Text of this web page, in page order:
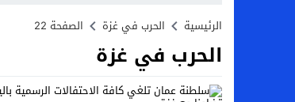
أخبار الفن – ب الفن –
اراء و اقلام الدستور – بعد
مال و اعمال – تراجع
الرئيسية الحرب في غزة الصفحة 22
الحرب في غزة